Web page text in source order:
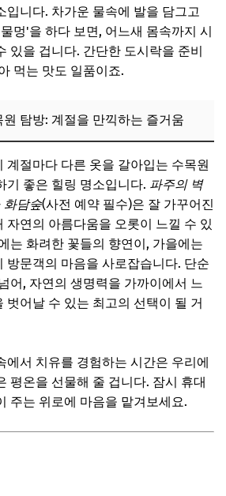
입니다. 차가운 물속에 발을 담그고
멍'을 하다 보면, 어느새 몸속까지 시
있을 겁니다. 간단한 도시락을 준비
먹는 맛도 일품이죠.
탐방: 계절을 만끽하는 즐거움
계절마다 다른 옷을 갈아입는 수목원
기 좋은 힐링 명소입니다. 파주의 벽
화담숲(사전 예약 필수)은 잘 가꾸어진
자연의 아름다움을 오롯이 느낄 수 있
는 화려한 꽃들의 향연이, 가을에는
방문객의 마음을 사로잡습니다. 단순
어, 자연의 생명력을 가까이에서 느
벗어날 수 있는 최고의 선택이 될 거
에서 치유를 경험하는 시간은 우리에
평온을 선물해 줄 겁니다. 잠시 휴대
주는 위로에 마음을 맡겨보세요.